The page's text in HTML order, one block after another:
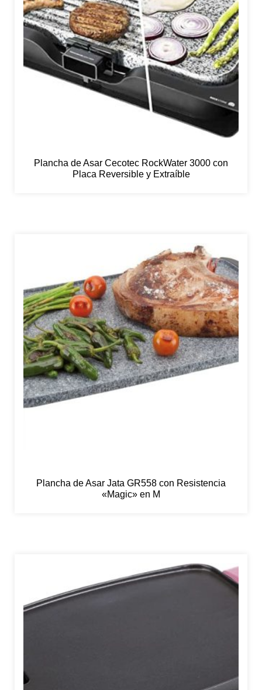
Plancha de Asar Cecotec RockWater 3000 con
Placa Reversible y Extraíble
Plancha de Asar Jata GR558 con Resistencia
«Magic» en M